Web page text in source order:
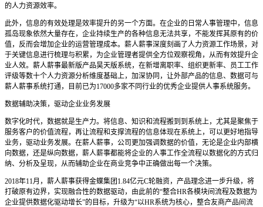
的人力资源效率。
此外，信息的有效处理是效率提升的另一个方面。在企业的日常人事管理中，信息
孤岛现象依然大量存在，企业持续生产的各种信息无法共享，不能发挥其原有的价
值，反而会增加企业的运营管理成本。薪人薪事深度刻画了人力资源工作场景，对
于关键信息进行梳理与积累，为企业管理者提供全方位观察视角，从而有效提升企
业人效。薪人薪事最新版产品昊天版系统，在新增离职率、组织更新率、员工工作
评级等数十个人力资源分析维度基础上，加深协同，让外部产品的信息、数据可与
薪人薪事系统打通，目前已为17000多家不同行业的优秀企业提供人事系统服务。
数据辅助决策，驱动企业业务发展
数字化时代，数据就是生产力。将信息、知识和流程搬到到系统上，尤其是聚焦于
服务客户的价值流程，再让流程和支撑流程的信息体现在系统上，可以更好地指导
业务，驱动业务发展。在薪人薪事，公司更加强调数据的价值，无论是企业内部横
向数据，还是纵向数据，薪人薪事都能将企业的人事工作全流程以数据化的方式归
纳、分析及呈现，从而辅助企业在商业竞争中正确做出每一个决策。
2018年11月，薪人薪事获得金蝶集团1.84亿元C轮融资，产品理念进一步升级，将
打破原有边界，实现融合性的数据驱动，由此前的“整合HR各模块间流程及数据为
企业提供数据化驱动增长”的目标，升级为“以HR系统为核心，整合友商产品间流